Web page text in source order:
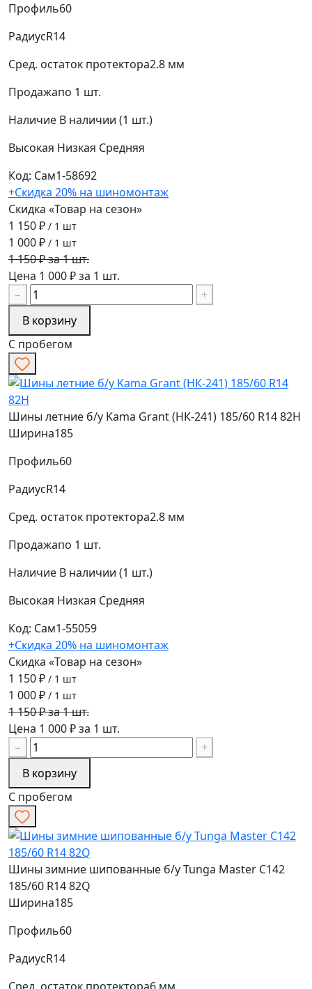
Профиль60
РадиусR14
Сред. остаток протектора2.8 мм
Продажапо 1 шт.
Наличие В наличии (1 шт.)
Высокая Низкая Средняя
Код: Сам1-58692
+Скидка 20% на шиномонтаж
Скидка «Товар на сезон»
1 150 ₽ / 1 шт
1 000 ₽ / 1 шт
1 150 ₽ за 1 шт.
Цена 1 000 ₽ за 1 шт.
−
+
В корзину
С пробегом
Шины летние б/у Kama Grant (НК-241) 185/60 R14 82H
Ширина185
Профиль60
РадиусR14
Сред. остаток протектора2.8 мм
Продажапо 1 шт.
Наличие В наличии (1 шт.)
Высокая Низкая Средняя
Код: Сам1-55059
+Скидка 20% на шиномонтаж
Скидка «Товар на сезон»
1 150 ₽ / 1 шт
1 000 ₽ / 1 шт
1 150 ₽ за 1 шт.
Цена 1 000 ₽ за 1 шт.
−
+
В корзину
С пробегом
Шины зимние шипованные б/у Tunga Master C142
185/60 R14 82Q
Ширина185
Профиль60
РадиусR14